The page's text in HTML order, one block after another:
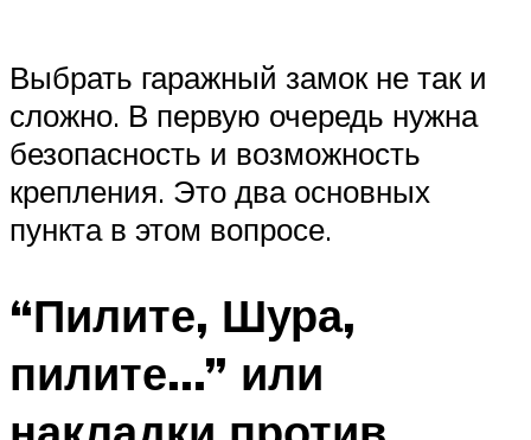
Выбрать гаражный замок не так и
сложно. В первую очередь нужна
безопасность и возможность
крепления. Это два основных
пункта в этом вопросе.
“Пилите, Шура,
пилите…” или